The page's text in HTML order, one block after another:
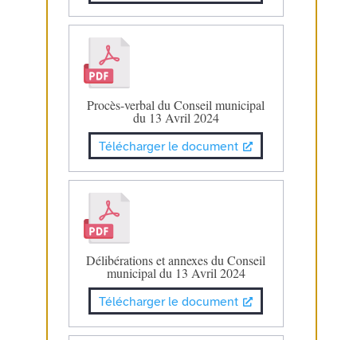
Procès-verbal du Conseil municipal
du 13 Avril 2024
Télécharger le document
Délibérations et annexes du Conseil
municipal du 13 Avril 2024
Télécharger le document